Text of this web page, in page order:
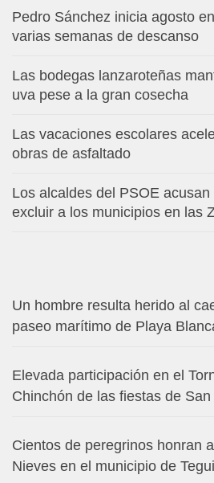
Pedro Sánchez inicia agosto
varias semanas de descanso
Las bodegas lanzaroteñas
uva pese a la gran cosecha
Las vacaciones escolares
obras de asfaltado
Los alcaldes del PSOE
excluir a los municipios en las
Un hombre resulta herido al
paseo marítimo de Playa
Elevada participación en el
Chinchón de las fiestas de
Cientos de peregrinos honran
Nieves en el municipio de